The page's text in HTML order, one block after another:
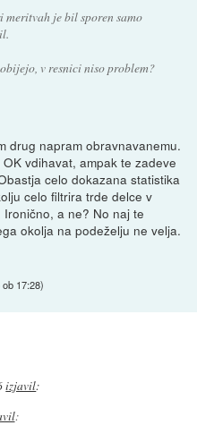
je bil sporen samo
v resnici niso problem?
drug napram obravnavanemu.
vdihavat, ampak te zadeve
celo dokazana statistika
celo filtrira trde delce v
a ne? No naj te
okolja na podeželju ne velja.
17:28)
izjavil:
: